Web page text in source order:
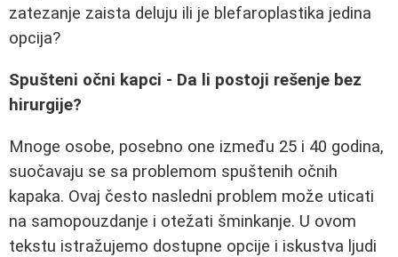
zatezanje zaista deluju ili je blefaroplastika jedina
opcija?
Spušteni očni kapci - Da li postoji rešenje bez
hirurgije?
Mnoge osobe, posebno one između 25 i 40 godina,
suočavaju se sa problemom spuštenih očnih
kapaka. Ovaj često nasledni problem može uticati
na samopouzdanje i otežati šminkanje. U ovom
tekstu istražujemo dostupne opcije i iskustva ljudi